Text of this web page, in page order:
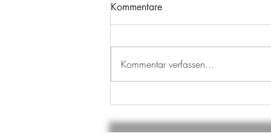
ABSCHIED
Kommentare
Kommentar verfassen...